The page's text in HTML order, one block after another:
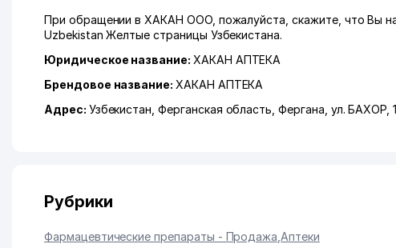
При обращении в ХАКАН ООО, пожалуйста, скажите, что Вы
Uzbekistan Желтые страницы Узбекистана.
Юридическое название: ХАКАН АПТЕКА
Брендовое название: ХАКАН АПТЕКА
Адрес: Узбекистан,Ферганская область ,Фергана ул. БАХОР ,
Рубрики
Фармацевтические препараты - Продажа Аптеки